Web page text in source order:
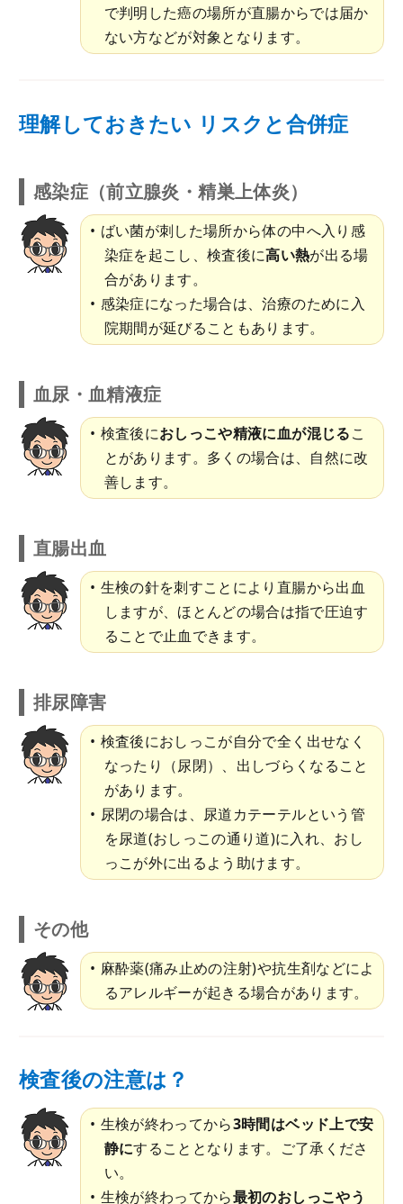
で判明した癌の場所が直腸からでは届か
ない方などが対象となります。
理解しておきたい リスクと合併症
感染症（前立腺炎・精巣上体炎）
ばい菌が刺した場所から体の中へ入り感
染症を起こし、検査後に高い熱が出る場
合があります。
感染症になった場合は、治療のために入
院期間が延びることもあります。
血尿・血精液症
検査後におしっこや精液に血が混じるこ
とがあります。多くの場合は、自然に改
善します。
直腸出血
生検の針を刺すことにより直腸から出血
しますが、ほとんどの場合は指で圧迫す
ることで止血できます。
排尿障害
検査後におしっこが自分で全く出せなく
なったり（尿閉）、出しづらくなること
があります。
尿閉の場合は、尿道カテーテルという管
を尿道(おしっこの通り道)に入れ、おし
っこが外に出るよう助けます。
その他
麻酔薬(痛み止めの注射)や抗生剤などによ
るアレルギーが起きる場合があります。
検査後の注意は？
生検が終わってから3時間はベッド上で安
静にすることとなります。ご了承くださ
い。
生検が終わってから最初のおしっこやう